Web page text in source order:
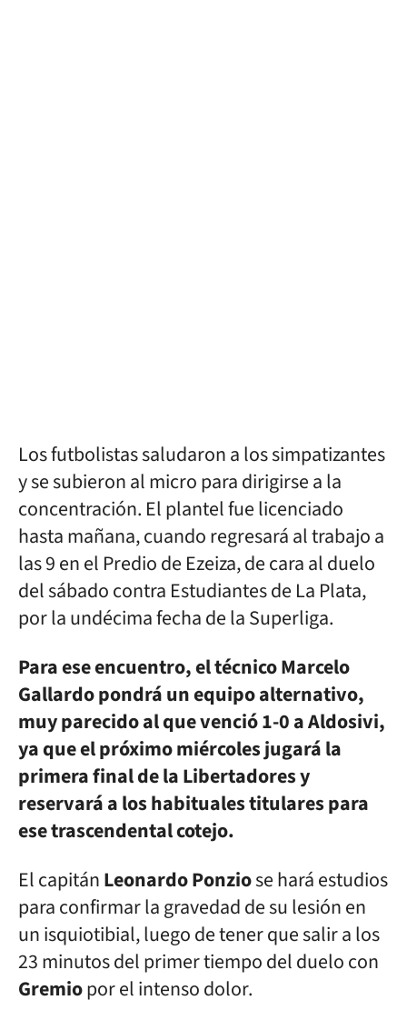
Los futbolistas saludaron a los simpatizantes
y se subieron al micro para dirigirse a la
concentración. El plantel fue licenciado
hasta mañana, cuando regresará al trabajo a
las 9 en el Predio de Ezeiza, de cara al duelo
del sábado contra Estudiantes de La Plata,
por la undécima fecha de la Superliga.
Para ese encuentro, el técnico Marcelo
Gallardo pondrá un equipo alternativo,
muy parecido al que venció 1-0 a Aldosivi,
ya que el próximo miércoles jugará la
primera final de la Libertadores y
reservará a los habituales titulares para
ese trascendental cotejo.
El capitánLeonardo Ponziose hará estudios
para confirmar la gravedad de su lesión en
un isquiotibial, luego de tener que salir a los
23 minutos del primer tiempo del duelo con
Gremiopor el intenso dolor.